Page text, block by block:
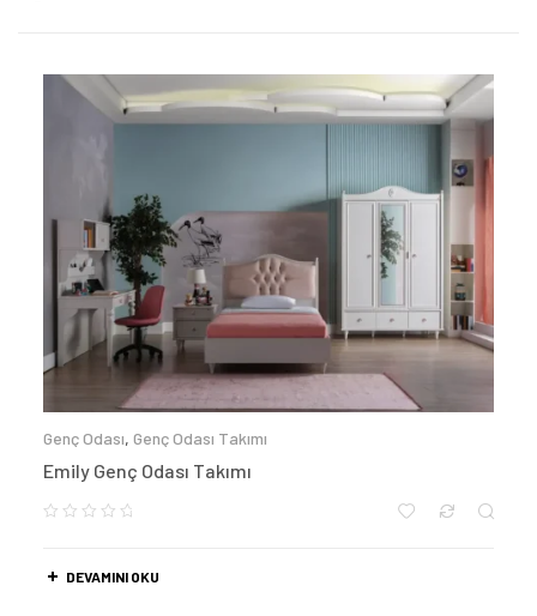
Genç Odası, Genç Odası Takımı
Emily Genç Odası Takımı
DEVAMINI OKU